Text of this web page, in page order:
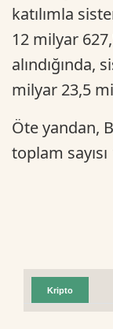
katılımla
12 milyar
milyar 23,5
Öte yandan,
toplam
Kripto